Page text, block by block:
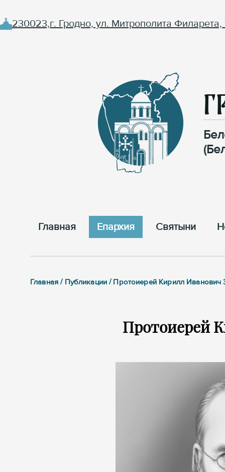
230023,г. Гродно, ул. Митрополита Филарета,
Главная Епархия Cвятыни
Главная / Публикации / Протоиерей Кирилл Иванович
Протоиерей